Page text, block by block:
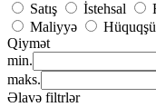
Satış
İstehsal
Maliyyə
Qiymət
min.
maks.
Əlavə filtrlər